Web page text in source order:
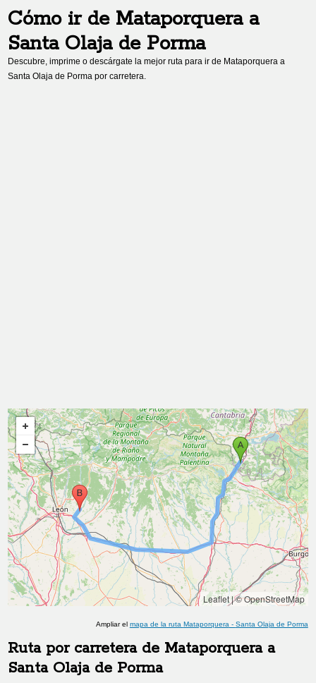
Cómo ir de Mataporqueraa
Santa Olaja de Porma
Descubre, imprime o descárgate la mejor ruta para ir de Mataporquera a
Santa Olaja de Porma por carretera.
Leaflet|© OpenStreetMap
Ampliar el mapa de la ruta Mataporquera - Santa Olaja de Porma
Ruta por carretera de Mataporqueraa
Santa Olaja de Porma